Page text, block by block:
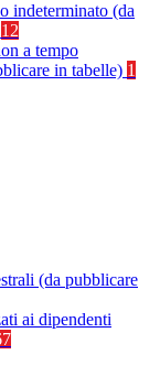
indeterminato (da
12
a tempo
in tabelle) 1
(da pubblicare
ai dipendenti